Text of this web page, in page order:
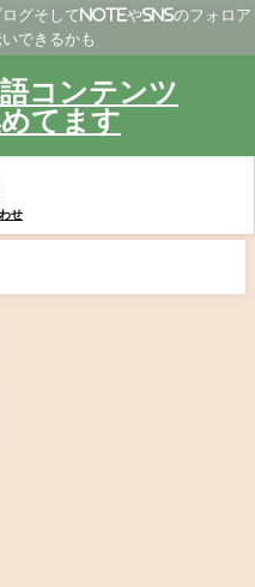
ログそしてNoteやSNSのフォロア
できるかも
コンテンツ
てます
せ